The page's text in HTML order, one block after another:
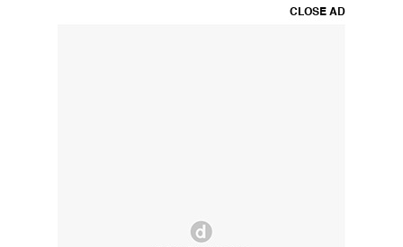
CLOSE AD